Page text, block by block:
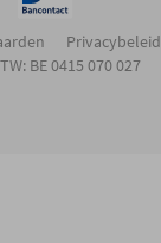
Privacybeleid
BE 0415 070 027